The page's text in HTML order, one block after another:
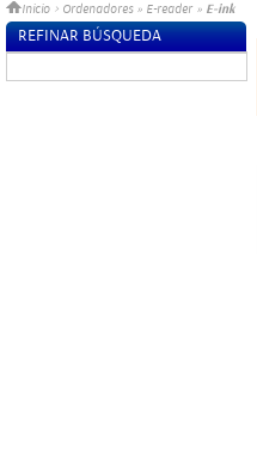
Inicio > Ordenadores » E-reader » E-ink
REFINAR BÚSQUEDA